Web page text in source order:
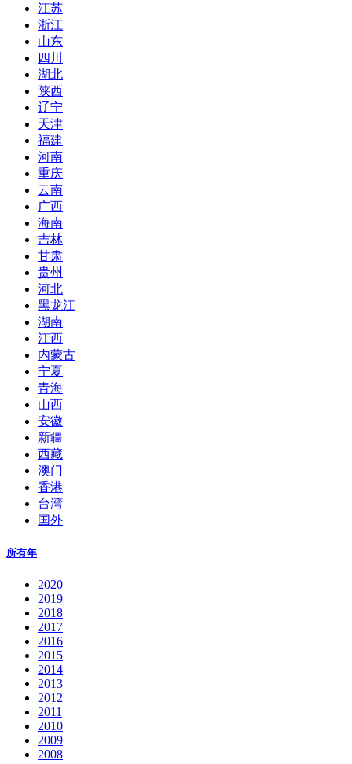
江苏
浙江
山东
四川
湖北
陕西
辽宁
天津
福建
河南
重庆
云南
广西
海南
吉林
甘肃
贵州
河北
黑龙江
湖南
江西
内蒙古
宁夏
青海
山西
安徽
新疆
西藏
澳门
香港
台湾
国外
所有年
2020
2019
2018
2017
2016
2015
2014
2013
2012
2011
2010
2009
2008